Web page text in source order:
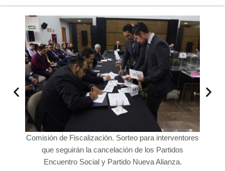
Comisión de Fiscalización. Sorteo para interventores
que seguirán la cancelación de los Partidos
Encuentro Social y Partido Nueva Alianza.